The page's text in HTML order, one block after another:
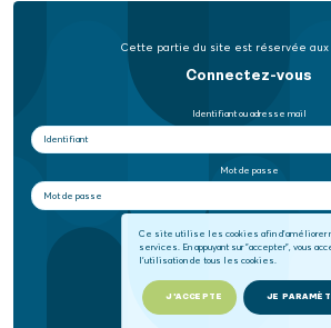
Ce site utilise les cookies afin d'améliorer
services. En appuyant sur "accepter", vous
l'utilisation de tous les cookies.
J'ACCEPTE JE
Cette partie du site est réservée aux
Connectez-vous
Identifiant ou adresse mail
Mot de passe
Mot de passe oublié